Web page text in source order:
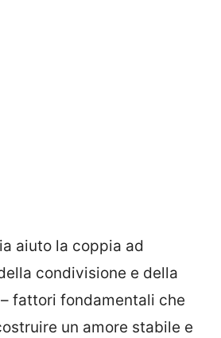
aiuto la coppia ad
condivisione e della
fattori fondamentali che
un amore stabile e